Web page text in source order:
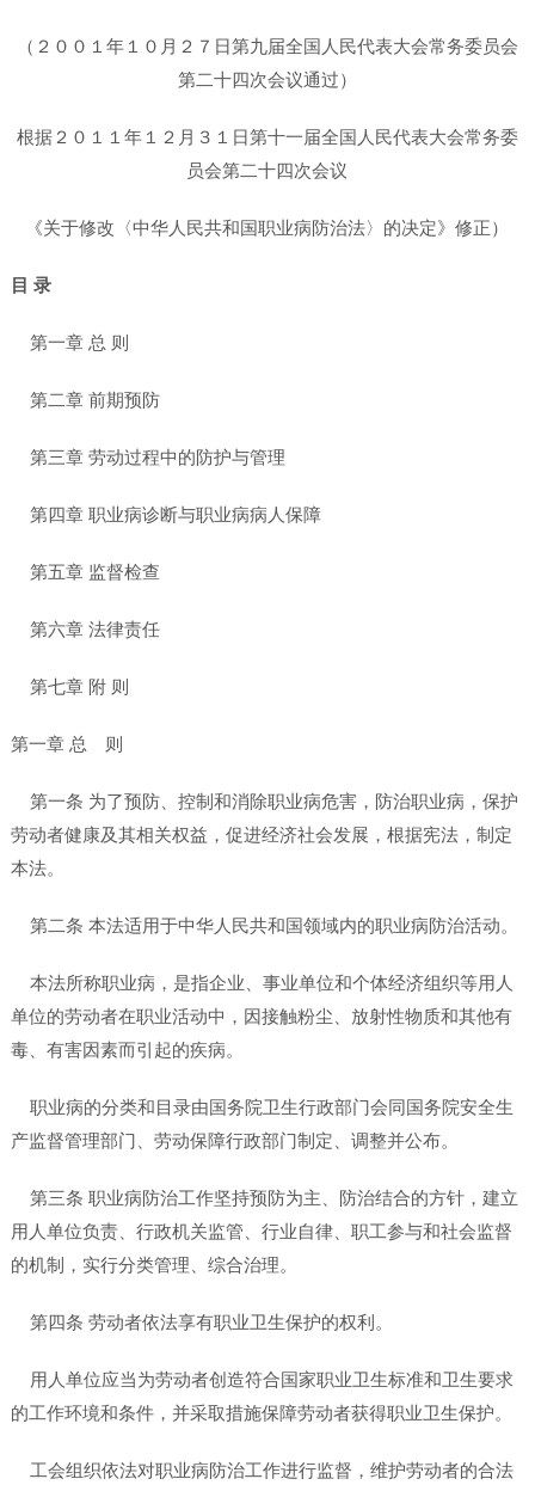
（２００１年１０月２７日第九届全国人民代表大会常务委员会
第二十四次会议通过）
根据２０１１年１２月３１日第十一届全国人民代表大会常务委
员会第二十四次会议
《关于修改〈中华人民共和国职业病防治法〉的决定》修正）
目 录
第一章 总 则
第二章 前期预防
第三章 劳动过程中的防护与管理
第四章 职业病诊断与职业病病人保障
第五章 监督检查
第六章 法律责任
第七章 附 则
第一章 总 则
第一条 为了预防、控制和消除职业病危害，防治职业病，保护
劳动者健康及其相关权益，促进经济社会发展，根据宪法，制定
本法。
第二条 本法适用于中华人民共和国领域内的职业病防治活动。
本法所称职业病，是指企业、事业单位和个体经济组织等用人
单位的劳动者在职业活动中，因接触粉尘、放射性物质和其他有
毒、有害因素而引起的疾病。
职业病的分类和目录由国务院卫生行政部门会同国务院安全生
产监督管理部门、劳动保障行政部门制定、调整并公布。
第三条 职业病防治工作坚持预防为主、防治结合的方针，建立
用人单位负责、行政机关监管、行业自律、职工参与和社会监督
的机制，实行分类管理、综合治理。
第四条 劳动者依法享有职业卫生保护的权利。
用人单位应当为劳动者创造符合国家职业卫生标准和卫生要求
的工作环境和条件，并采取措施保障劳动者获得职业卫生保护。
工会组织依法对职业病防治工作进行监督，维护劳动者的合法